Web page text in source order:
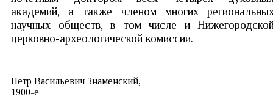
академий, а также членом многих
научных обществ, в том числе и
церковно-археологической комиссии.
Петр Васильевич Знаменский,
1900-е